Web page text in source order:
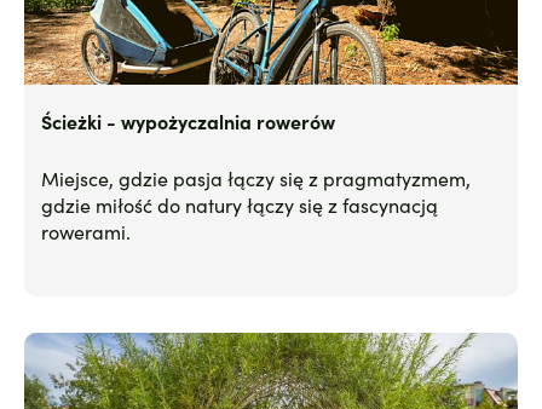
Ścieżki - wypożyczalnia rowerów
Miejsce, gdzie pasja łączy się z pragmatyzmem,
gdzie miłość do natury łączy się z fascynacją
rowerami.